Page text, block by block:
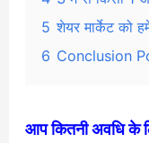
5 शेयर मार्केट को
6 Conclusion
आप कितनी अवधि के